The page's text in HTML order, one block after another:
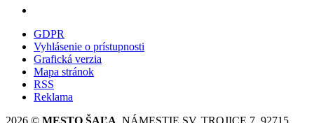
GDPR
Vyhlásenie o prístupnosti
Grafická verzia
Mapa stránok
RSS
Reklama